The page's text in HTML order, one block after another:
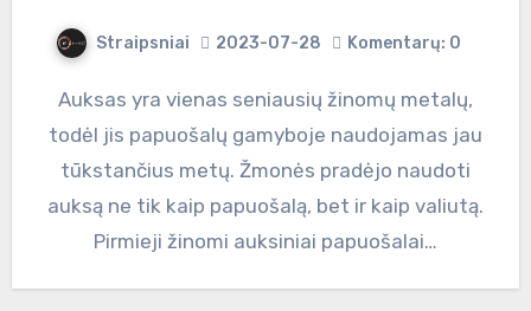
Straipsniai 2023-07-28 Komentarų: 0
Auksas yra vienas seniausių žinomų metalų,
todėl jis papuošalų gamyboje naudojamas jau
tūkstančius metų. Žmonės pradėjo naudoti
auksą ne tik kaip papuošalą, bet ir kaip valiutą.
Pirmieji žinomi auksiniai papuošalai…